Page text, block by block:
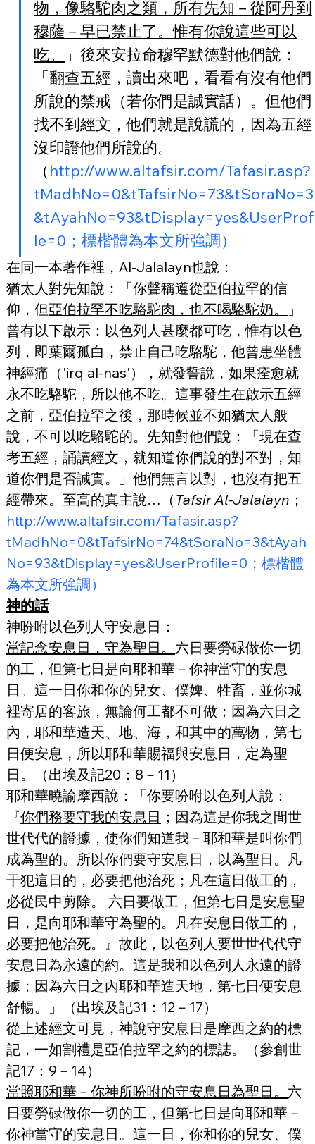
物，像駱駝肉之類，所有先知－從阿丹到
穆薩－早已禁止了。惟有你說這些可以
吃。
」後來安拉命穆罕默德對他們說：
「翻查五經，讀出來吧，看看有沒有他們
所說的禁戒（若你們是誠實話）。但他們
找不到經文，他們就是說謊的，因為五經
沒印證他們所說的。」
（http://www.altafsir.com/Tafasir.asp?
tMadhNo=0&tTafsirNo=73&tSoraNo=3
le=0；標楷體為本文所強調）
在同一本著作裡，Al-Jalalayn也說：
猶太人對先知說：「你聲稱遵從亞伯拉罕的信
仰，但亞伯拉罕不吃駱駝肉，也不喝駱駝奶。
」
曾有以下啟示：以色列人甚麼都可吃，惟有以色
列，即葉爾孤白，禁止自己吃駱駝，他曾患坐體
神經痛（'irq al-nas'），就發誓說，如果痊愈就
永不吃駱駝，所以他不吃。這事發生在啟示五經
之前，亞伯拉罕之後，那時候並不如猶太人般
說，不可以吃駱駝的。先知對他們說：「現在查
考五經，誦讀經文，就知道你們說的對不對，知
道你們是否誠實。」他們無言以對，也沒有把五
經帶來。至高的真主說…（ Tafsir Al-Jalalayn ；
http://www.altafsir.com/Tafasir.asp?
tMadhNo=0&tTafsirNo=74&tSoraNo=3&tAyah
No=93&tDisplay=yes&UserProfile=0；標楷體
為本文所強調）
神的話
神吩咐以色列人守安息日：
當記念安息日，守為聖日。 六日要勞碌做你一切
的工，但第七日是向耶和華－你神當守的安息
日。這一日你和你的兒女、僕婢、牲畜，並你城
裡寄居的客旅，無論何工都不可做；因為六日之
內，耶和華造天、地、海，和其中的萬物，第七
日便安息，所以耶和華賜福與安息日，定為聖
日。（出埃及記20：8－11）
耶和華曉諭摩西說：「你要吩咐以色列人說：
『你們務要守我的安息日 ；因為這是你我之間世
世代代的證據，使你們知道我－耶和華是叫你們
成為聖的。所以你們要守安息日，以為聖日。凡
干犯這日的，必要把他治死；凡在這日做工的，
必從民中剪除。 六日要做工，但第七日是安息聖
日，是向耶和華守為聖的。凡在安息日做工的，
必要把他治死。』故此，以色列人要世世代代守
安息日為永遠的約。這是我和以色列人永遠的證
據；因為六日之內耶和華造天地，第七日便安息
舒暢。」（出埃及記31：12－17）
從上述經文可見，神說守安息日是摩西之約的標
記，一如割禮是亞伯拉罕之約的標誌。（參創世
記17：9－14）
當照耶和華－你神所吩咐的守安息日為聖日。 六
日要勞碌做你一切的工，但第七日是向耶和華－
你神當守的安息日。這一日，你和你的兒女、僕